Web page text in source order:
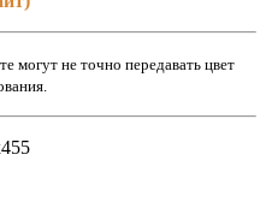
могут не точно передавать цвет